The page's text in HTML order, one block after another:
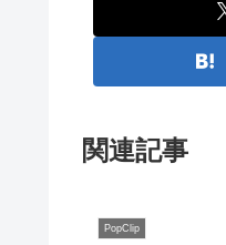
関連記事
PopClip